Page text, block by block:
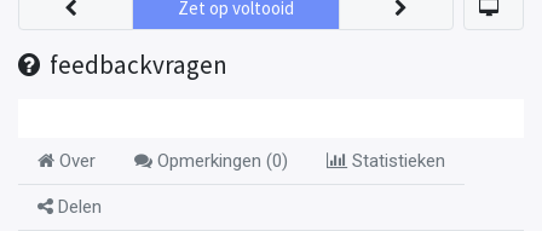
feedbackvragen
Zet op voltooid
Over Opmerkingen (0) Statistieken
Delen